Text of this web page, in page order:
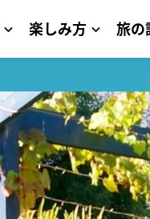
楽しみ方 旅の